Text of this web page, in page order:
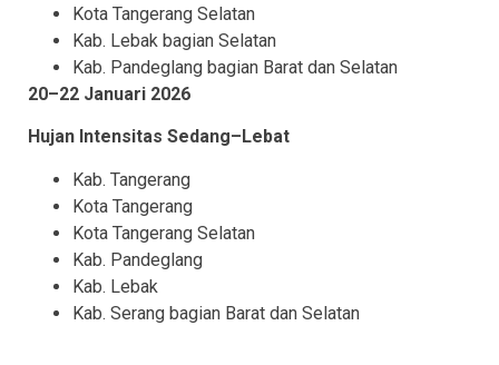
Kota Tangerang Selatan
Kab. Lebak bagian Selatan
Kab. Pandeglang bagian Barat dan Selatan
20–22 Januari 2026
Hujan Intensitas Sedang–Lebat
Kab. Tangerang
Kota Tangerang
Kota Tangerang Selatan
Kab. Pandeglang
Kab. Lebak
Kab. Serang bagian Barat dan Selatan